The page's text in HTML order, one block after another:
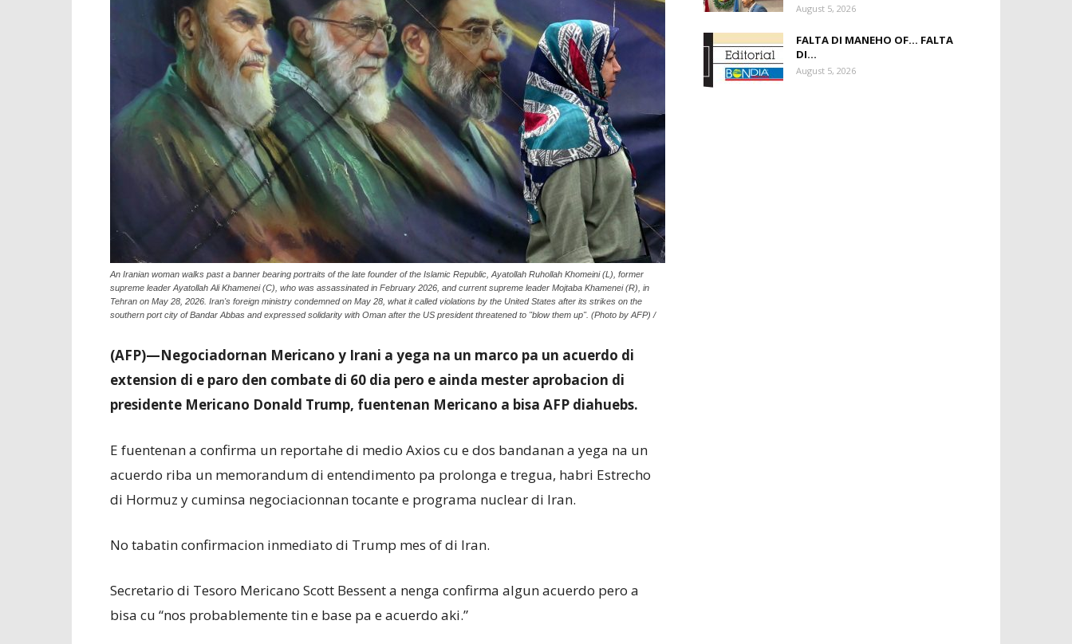
An Iranian woman walks past a banner bearing portraits of the late founder of the Islamic Republic, Ayatollah Ruhollah Khomeini (L), former
supreme leader Ayatollah Ali Khamenei (C), who was assassinated in February 2026, and current supreme leader Mojtaba Khamenei (R), in
Tehran on May 28, 2026. Iran's foreign ministry condemned on May 28, what it called violations by the United States after its strikes on the
southern port city of Bandar Abbas and expressed solidarity with Oman after the US president threatened to "blow them up". (Photo by AFP) /
(AFP)—Negociadornan Mericano y Irani a yega na un marco pa un acuerdo di
extension di e paro den combate di 60 dia pero e ainda mester aprobacion di
presidente Mericano Donald Trump, fuentenan Mericano a bisa AFP diahuebs.
E fuentenan a confirma un reportahe di medio Axios cu e dos bandanan a yega na un
acuerdo riba un memorandum di entendimento pa prolonga e tregua, habri Estrecho
di Hormuz y cuminsa negociacionnan tocante e programa nuclear di Iran.
No tabatin confirmacion inmediato di Trump mes of di Iran.
Secretario di Tesoro Mericano Scott Bessent a nenga confirma algun acuerdo pero a
bisa cu “nos probablemente tin e base pa e acuerdo aki.”
August 5, 2026
FALTA DI MANEHO OF… FALTA
DI...
August 5, 2026